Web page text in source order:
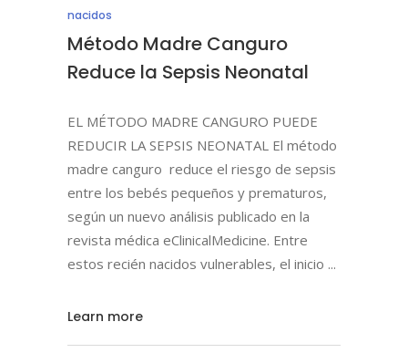
nacidos
Método Madre Canguro
Reduce la Sepsis Neonatal
EL MÉTODO MADRE CANGURO PUEDE
REDUCIR LA SEPSIS NEONATAL El método
madre canguro reduce el riesgo de sepsis
entre los bebés pequeños y prematuros,
según un nuevo análisis publicado en la
revista médica eClinicalMedicine. Entre
estos recién nacidos vulnerables, el inicio
Learn more